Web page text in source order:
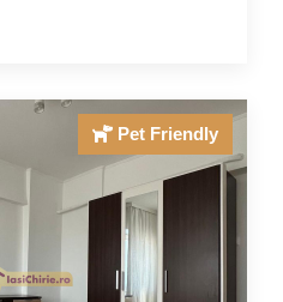
Pet Friendly